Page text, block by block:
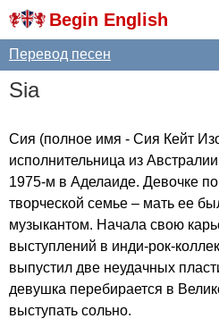
Begin English
Перевод песен
Sia
Сия (полное имя - Сия Кейт
исполнительница из
1975-м в Аделаиде. Девочке
творческой семье – мать ее
музыкантом. Начала свою
выступлений в инди-рок-
выпустил две неудачных
девушка перебирается в
выступать сольно.